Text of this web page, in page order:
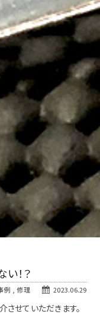
！？
2023.06.29
例 ,修理
せていただきます。